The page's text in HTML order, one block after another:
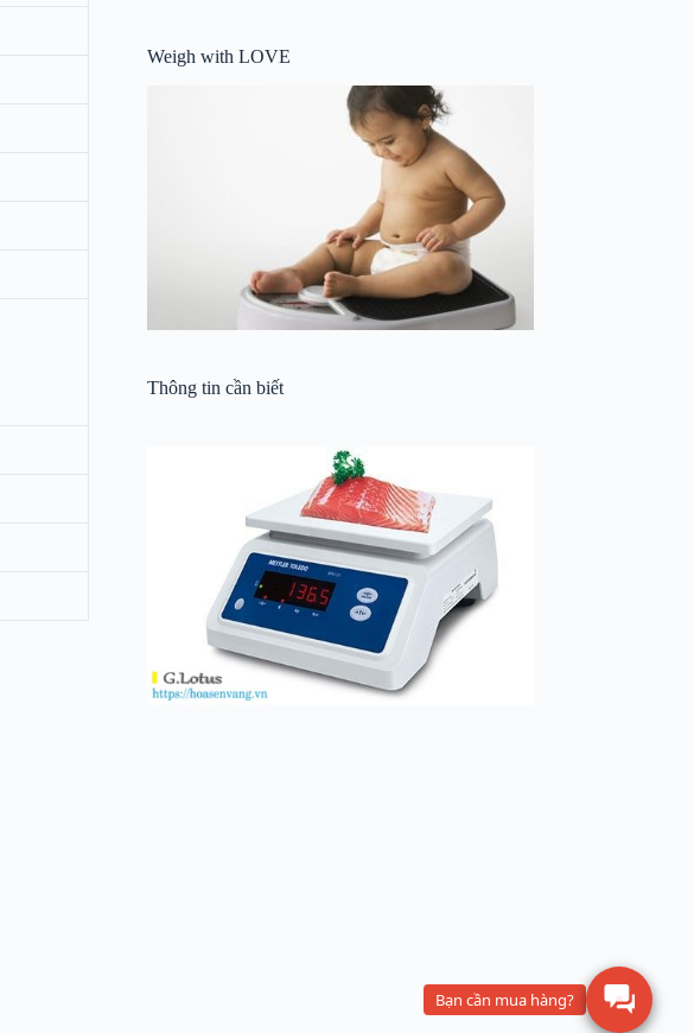
Weigh with LOVE
Thông tin cần biết
Bạn cần mua hàng?